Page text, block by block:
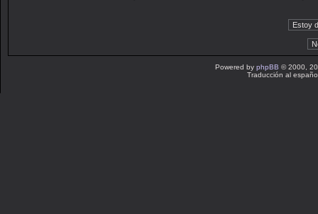
Powered by phpBB © 2000,
Traducción al